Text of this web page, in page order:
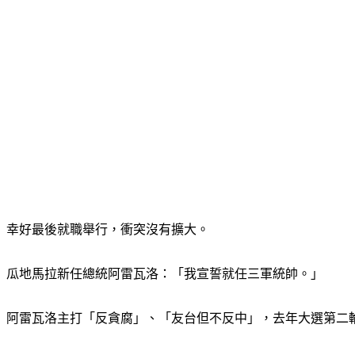
幸好最後就職舉行，衝突沒有擴大。
瓜地馬拉新任總統阿雷瓦洛：「我宣誓就任三軍統帥。」
阿雷瓦洛主打「反貪腐」、「友台但不反中」，去年大選第二